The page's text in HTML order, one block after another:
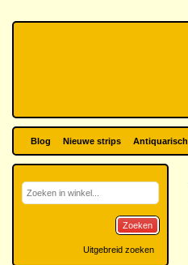
Blog Nieuwe strips Antiquarisch
Zoeken
Uitgebreid zoeken